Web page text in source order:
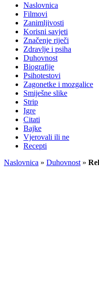
Naslovnica
Filmovi
Zanimljivosti
Korisni savjeti
Značenje riječi
Zdravlje i psiha
Duhovnost
Biografije
Psihotestovi
Zagonetke i mozgalice
Smiješne slike
Strip
Igre
Citati
Bajke
Vjerovali ili ne
Recepti
Naslovnica » Duhovnost »